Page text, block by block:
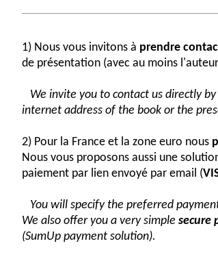
1) Nous vous invitons à prendre
de présentation (avec au moins
We invite you to contact us directly by
internet address of the book or the
2) Pour la France et la zone euro nous
Nous vous proposons aussi une
paiement par lien envoyé par email (
You will specify the preferred
We also offer you a very simple secure
(SumUp payment solution).